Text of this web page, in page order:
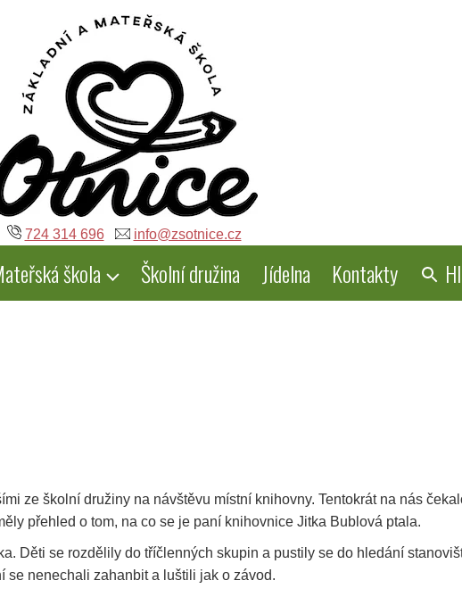
724 314 696 info@zsotnice.cz
škola Školní družina Jídelna Kontakty
ze školní družiny na návštěvu místní knihovny. Tentokrát na nás
přehled o tom, na co se je paní knihovnice Jitka Bublová ptala.
Děti se rozdělily do tříčlenných skupin a pustily se do hledání
se nenechali zahanbit a luštili jak o závod.